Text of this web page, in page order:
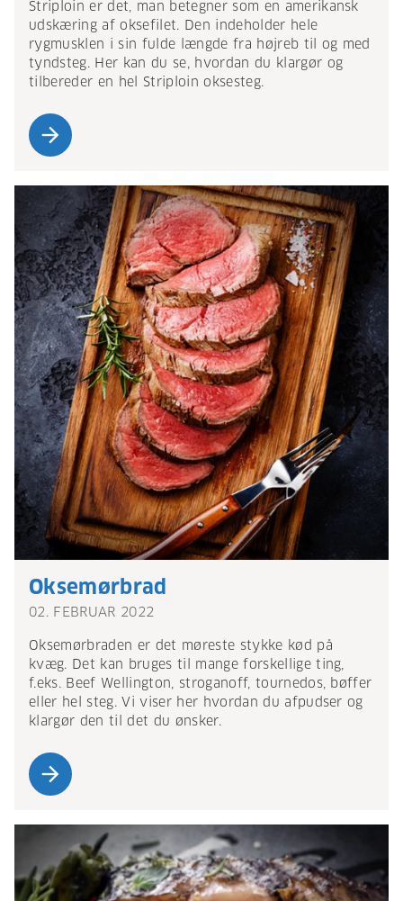
Striploin er det, man betegner som en amerikansk
udskæring af oksefilet. Den indeholder hele
rygmusklen i sin fulde længde fra højreb til og med
tyndsteg. Her kan du se, hvordan du klargør og
tilbereder en hel Striploin oksesteg.
arrow_forward
Oksemørbrad
02. FEBRUAR 2022
Oksemørbraden er det møreste stykke kød på
kvæg. Det kan bruges til mange forskellige ting,
f.eks. Beef Wellington, stroganoff, tournedos, bøffer
eller hel steg. Vi viser her hvordan du afpudser og
klargør den til det du ønsker.
arrow_forward